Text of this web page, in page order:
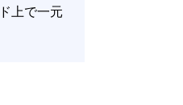
上で一元